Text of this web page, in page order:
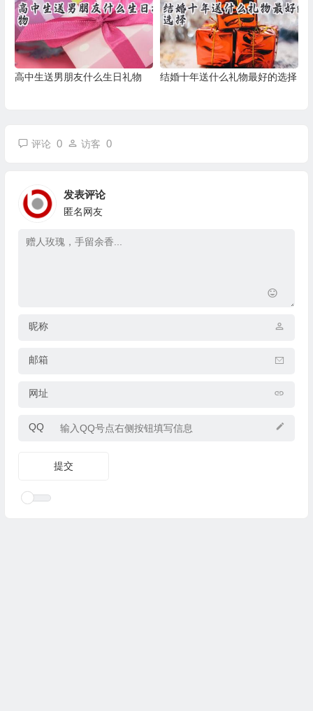
高中生送男朋友什么生日礼物 结婚十年送什么礼物最好的选择
评论 0 访客 0
发表评论
匿名网友
昵称
邮箱
网址
QQ